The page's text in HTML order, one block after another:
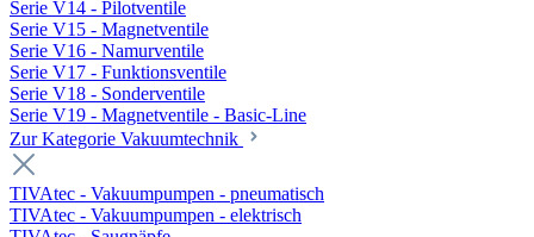
Serie V14 - Pilotventile
Serie V15 - Magnetventile
Serie V16 - Namurventile
Serie V17 - Funktionsventile
Serie V18 - Sonderventile
Serie V19 - Magnetventile - Basic-Line
Zur Kategorie Vakuumtechnik
TIVAtec - Vakuumpumpen - pneumatisch
TIVAtec - Vakuumpumpen - elektrisch